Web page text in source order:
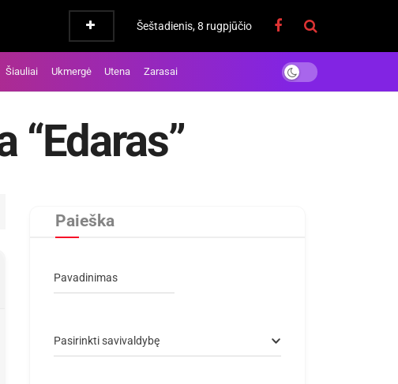
Šeštadienis, 8 rugpjūčio
Šiauliai Ukmergė Utena Zarasai
Paieška
Pavadinimas
Pasirinkti savivaldybę